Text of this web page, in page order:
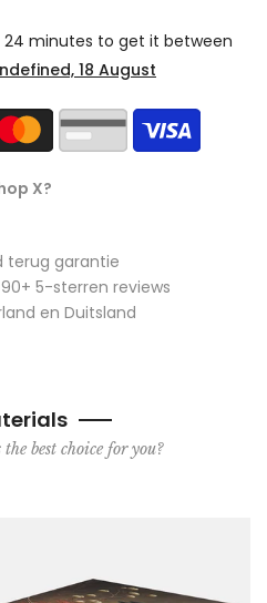
24 minutes to get it between
18 August
X?
terug garantie
5-sterren reviews
en Duitsland
best choice for you?